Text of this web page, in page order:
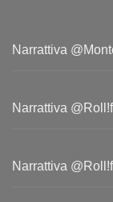
Narrattiva
Narrattiva
Narrattiva